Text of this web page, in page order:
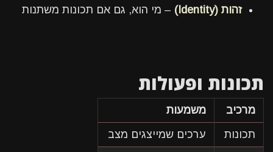
זהות (Identity)
– מי הוא, גם אם תכונות משתנות
תכונות ופעולות
מרכיב
משמעות
תכונות
ערכים שמייצגים מצב